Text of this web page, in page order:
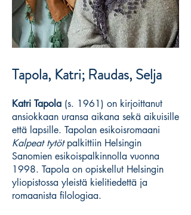
Tapola, Katri; Raudas, Selja
Katri Tapola (s. 1961) on kirjoittanut
ansiokkaan uransa aikana sekä aikuisille
että lapsille. Tapolan esikoisromaani
Kalpeat tytötpalkittiin Helsingin
Sanomien esikoispalkinnolla vuonna
1998. Tapola on opiskellut Helsingin
yliopistossa yleistä kielitiedettä ja
romaanista filologiaa.